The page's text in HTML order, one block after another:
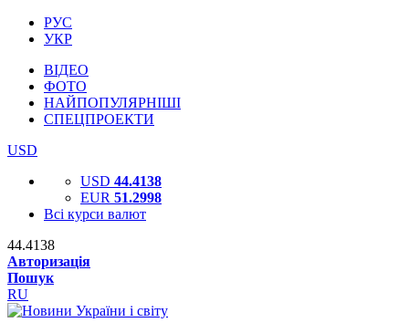
РУС
УКР
ВІДЕО
ФОТО
НАЙПОПУЛЯРНІШІ
СПЕЦПРОЕКТИ
USD
USD 44.4138
EUR 51.2998
Всі курси валют
44.4138
Авторизація
Пошук
RU